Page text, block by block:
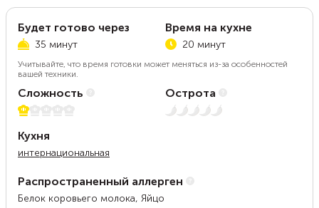
Будет готово через
35 минут
Время на кухне
20 минут
Учитывайте, что время готовки может меняться из-за особенностей
вашей техники.
Сложность
1 из 5
Острота
Нет остроты
Кухня
интернациональная
Распространенный аллерген
Белок коровьего молока, Яйцо